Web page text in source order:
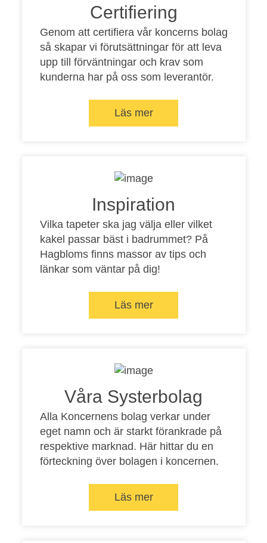
Certifiering
Genom att certifiera vår koncerns bolag
så skapar vi förutsättningar för att leva
upp till förväntningar och krav som
kunderna har på oss som leverantör.
Läs mer
Inspiration
Vilka tapeter ska jag välja eller vilket
kakel passar bäst i badrummet? På
Hagbloms finns massor av tips och
länkar som väntar på dig!
Läs mer
Våra Systerbolag
Alla Koncernens bolag verkar under
eget namn och är starkt förankrade på
respektive marknad. Här hittar du en
förteckning över bolagen i koncernen.
Läs mer